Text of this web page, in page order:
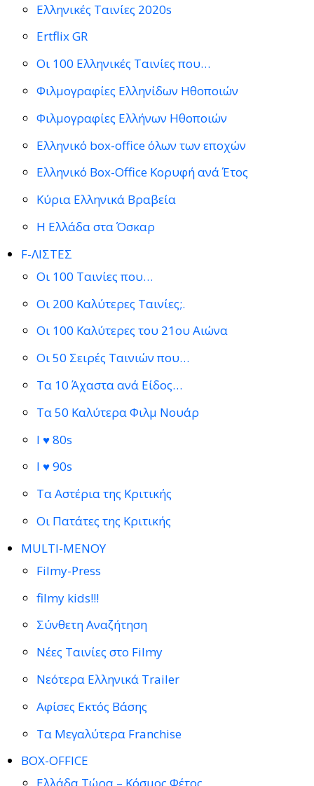
Ελληνικές Ταινίες 2020s
Ertflix GR
Οι 100 Ελληνικές Ταινίες που…
Φιλμογραφίες Ελληνίδων Ηθοποιών
Φιλμογραφίες Ελλήνων Ηθοποιών
Ελληνικό box-office όλων των εποχών
Ελληνικό Box-Office Κορυφή ανά Έτος
Κύρια Ελληνικά Βραβεία
Η Ελλάδα στα Όσκαρ
F-ΛΙΣΤΕΣ
Οι 100 Ταινίες που…
Οι 200 Καλύτερες Ταινίες;.
Οι 100 Καλύτερες του 21ου Αιώνα
Οι 50 Σειρές Ταινιών που…
Τα 10 Άχαστα ανά Είδος…
Τα 50 Καλύτερα Φιλμ Νουάρ
I ♥ 80s
I ♥ 90s
Τα Αστέρια της Κριτικής
Οι Πατάτες της Κριτικής
MULTI-ΜΕΝΟΥ
Filmy-Press
filmy kids!!!
Σύνθετη Αναζήτηση
Νέες Ταινίες στο Filmy
Νεότερα Ελληνικά Trailer
Αφίσες Εκτός Βάσης
Τα Μεγαλύτερα Franchise
BOX-OFFICE